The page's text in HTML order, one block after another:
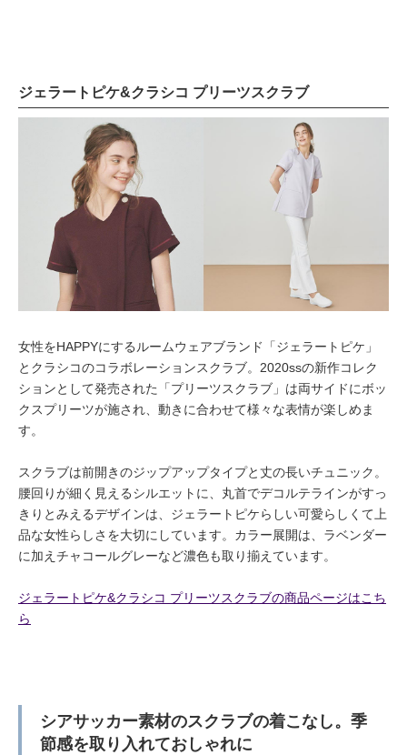
ジェラートピケ&クラシコ プリーツスクラブ
女性をHAPPYにするルームウェアブランド「ジェラートピケ」
とクラシコのコラボレーションスクラブ。2020ssの新作コレク
ションとして発売された「プリーツスクラブ」は両サイドにボッ
クスプリーツが施され、動きに合わせて様々な表情が楽しめま
す。
スクラブは前開きのジップアップタイプと丈の長いチュニック。
腰回りが細く見えるシルエットに、丸首でデコルテラインがすっ
きりとみえるデザインは、ジェラートピケらしい可愛らしくて上
品な女性らしさを大切にしています。カラー展開は、ラベンダー
に加えチャコールグレーなど濃色も取り揃えています。
ジェラートピケ&クラシコ プリーツスクラブの商品ページはこち
ら
シアサッカー素材のスクラブの着こなし。季
節感を取り入れておしゃれに